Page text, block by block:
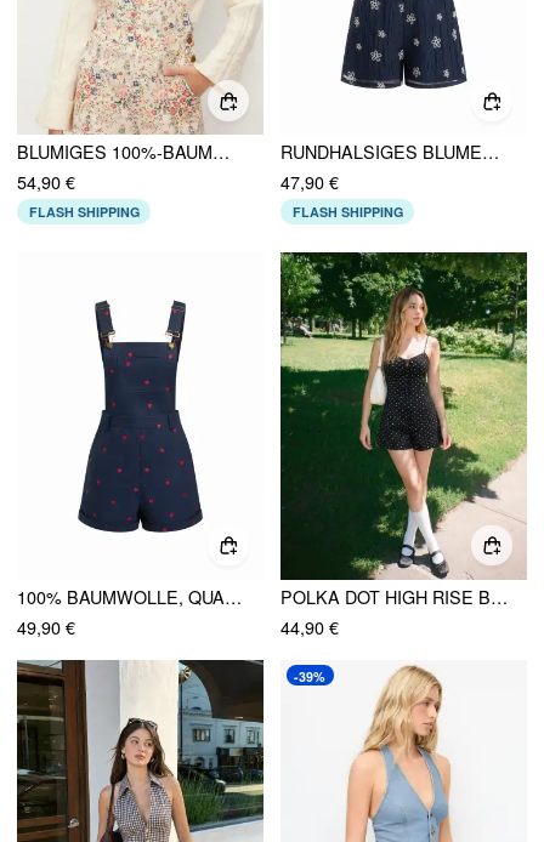
BLUMIGES 100%-BAUMWOLL-ROMPER MIT QUADRATISCHEM HALS UND METALLAKZENTEN
54,90 €
FLASH SHIPPING
RUNDHALSIGES BLUMENSTICKIGES SPITZENRANDIGES STRAMPLER
47,90 €
FLASH SHIPPING
100% BAUMWOLLE, QUADRATISCHER HALS, HERZSTICKEREI, RIEGEL, MIKRO-STRAMPLER
49,90 €
POLKA DOT HIGH RISE BOWKNOT CUT OUT CAMI STRAMPLER
44,90 €
-39%